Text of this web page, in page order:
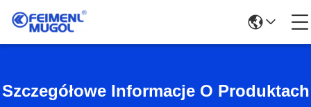
Szczegółowe Informacje O Produktach